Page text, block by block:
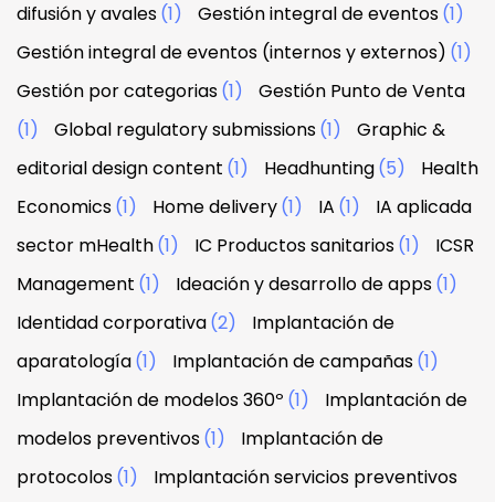
difusión y avales(1) Gestión integral de eventos(1)
Gestión integral de eventos (internos y externos) (1)
Gestión por categorias(1)
Gestión Punto de Venta
(1)
Global regulatory submissions(1)
Graphic &
editorial design content (1) Headhunting(5)
Health
Economics(1) Home delivery(1) IA (1)
IA aplicada
sector mHealth(1) IC Productos sanitarios(1)
ICSR
Management (1) Ideación y desarrollo de apps(1)
Identidad corporativa(2)
Implantación de
aparatología(1) Implantación de campañas(1)
Implantación de modelos 360º (1)
Implantación de
modelos preventivos(1)
Implantación de
protocolos(1)
Implantación servicios preventivos